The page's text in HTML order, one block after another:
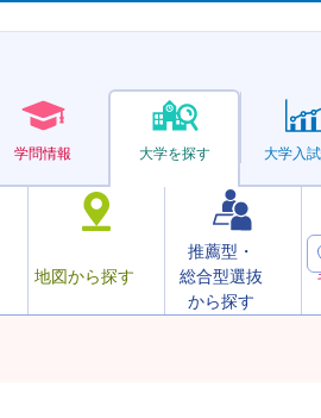
学問情報 大学を探す
地図から探す
推薦型・
総合型選抜
から探す
大学入